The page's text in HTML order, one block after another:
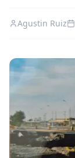
Agustin Ruiz